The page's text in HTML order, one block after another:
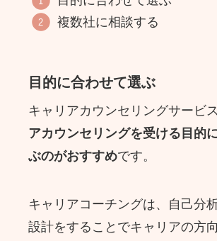
複数社に相談する
目的に合わせて選ぶ
キャリアカウンセリングサービス
アカウンセリングを受ける目的
ぶのがおすすめです。
キャリアコーチングは、自己分
設計をすることでキャリアの方